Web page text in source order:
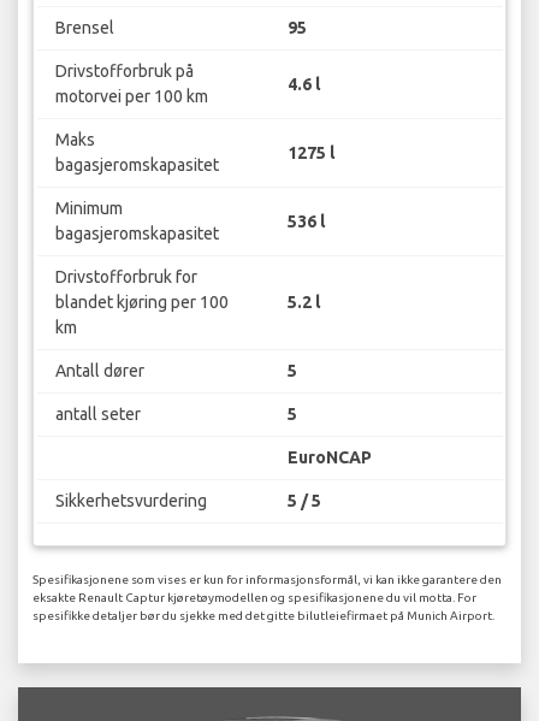
Brensel 95
Drivstofforbruk på
motorvei per 100 km
4.6 l
Maks
bagasjeromskapasitet
1275 l
Minimum
bagasjeromskapasitet
536 l
Drivstofforbruk for
blandet kjøring per 100
km
5.2 l
Antall dører 5
antall seter 5
EuroNCAP
Sikkerhetsvurdering 5 / 5
Spesifikasjonene som vises er kun for informasjonsformål, vi kan ikke garantere den
eksakte Renault Captur kjøretøymodellen og spesifikasjonene du vil motta. For
spesifikke detaljer bør du sjekke med det gitte bilutleiefirmaet på Munich Airport.